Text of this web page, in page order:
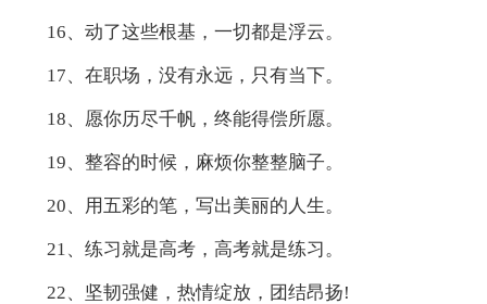
16、动了这些根基，一切都是浮云。
17、在职场，没有永远，只有当下。
18、愿你历尽千帆，终能得偿所愿。
19、整容的时候，麻烦你整整脑子。
20、用五彩的笔，写出美丽的人生。
21、练习就是高考，高考就是练习。
22、坚韧强健，热情绽放，团结昂扬!